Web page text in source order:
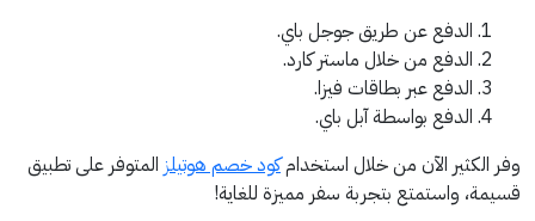
الدفع عن طريق جوجل باي.
الدفع من خلال ماستر كارد.
الدفع عبر بطاقات فيزا.
الدفع بواسطة آبل باي.
وفر الكثير الآن من خلال استخدامكود خصم هوتيلز المتوفر على تطبيق
قسيمة، واستمتع بتجربة سفر مميزة للغاية!